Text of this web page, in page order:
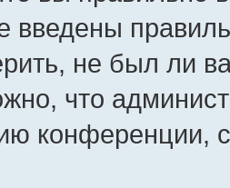
введены
не был ли
что
конференции,